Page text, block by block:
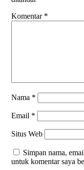
Komentar *
Nama *
Email *
Situs Web
Simpan nama,
untuk komentar saya